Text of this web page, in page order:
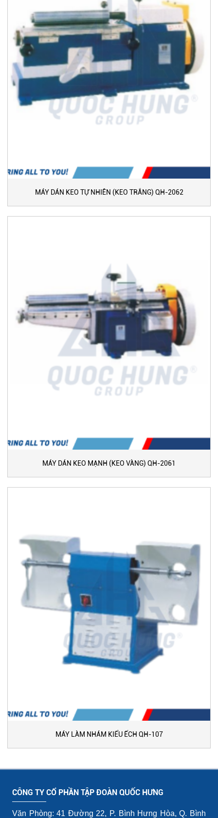
MÁY DÁN KEO TỰ NHIÊN (KEO TRẮNG) QH-2062
MÁY DÁN KEO MẠNH (KEO VÀNG) QH-2061
MÁY LÀM NHÁM KIỂU ẾCH QH-107
CÔNG TY CỔ PHẦN TẬP ĐOÀN QUỐC HƯNG
Văn Phòng: 41 Đường 22, P. Bình Hưng Hòa, Q. Bình